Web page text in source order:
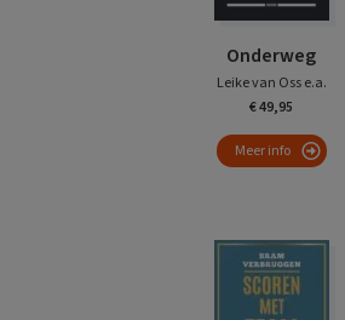
Onderweg
Leike van Oss e.a.
€ 49,95
Meer info